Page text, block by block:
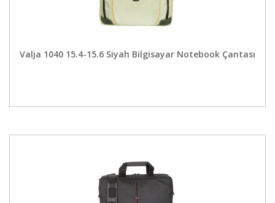
Valja 1040 15.4-15.6 Siyah Bilgisayar Notebook Çantası